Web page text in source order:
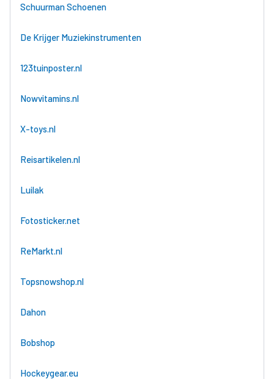
Schuurman Schoenen
De Krijger Muziekinstrumenten
123tuinposter.nl
Nowvitamins.nl
X-toys.nl
Reisartikelen.nl
Luilak
Fotosticker.net
ReMarkt.nl
Topsnowshop.nl
Dahon
Bobshop
Hockeygear.eu